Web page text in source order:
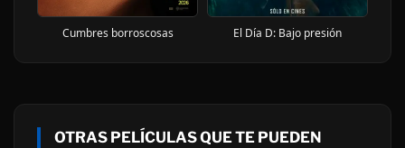
Cumbres borroscosas El Día D: Bajo presión
OTRAS PELÍCULAS QUE TE PUEDEN